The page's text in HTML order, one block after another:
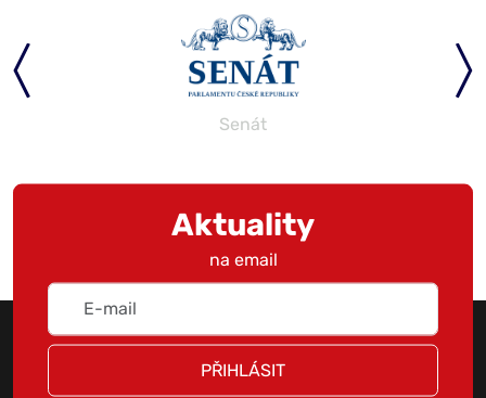
Senát
Aktuality
na email
PŘIHLÁSIT